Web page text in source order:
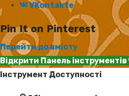
VKontakte
Pin It on Pinterest
Перейти до вмісту
Відкрити Панель інструментів
Інструмент Доступності